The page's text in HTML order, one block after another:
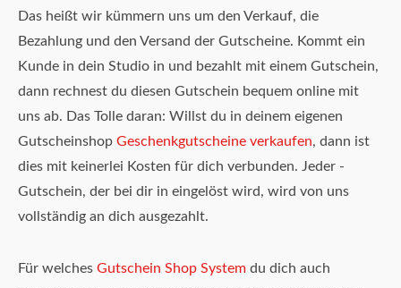
Das heißt wir kümmern uns um den Verkauf, die
Bezahlung und den Versand der Gutscheine. Kommt ein
Kunde in dein Studio in und bezahlt mit einem Gutschein,
dann rechnest du diesen Gutschein bequem online mit
uns ab. Das Tolle daran: Willst du in deinem eigenen
Gutscheinshop Geschenkgutscheine verkaufen, dann ist
dies mit keinerlei Kosten für dich verbunden. Jeder -
Gutschein, der bei dir in eingelöst wird, wird von uns
vollständig an dich ausgezahlt.
Für welches Gutschein Shop System du dich auch